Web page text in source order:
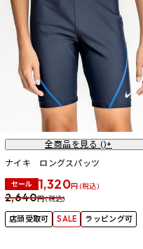
全商品を見る ()+
ナイキ ロングスパッツ
セール 1,320円 (税込)
2,640円 (税込)
店頭受取可 SALE ラッピング可